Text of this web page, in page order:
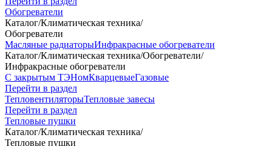
Обогреватели
Каталог/Климатическая техника/
Обогреватели
Масляные радиаторыИнфракрасные обогреватели
Каталог/Климатическая техника/Обогреватели/
Инфракрасные обогреватели
С закрытым ТЭНомКварцевыеГазовые
Перейти в раздел
ТепловентиляторыТепловые завесы
Перейти в раздел
Тепловые пушки
Каталог/Климатическая техника/
Тепловые пушки